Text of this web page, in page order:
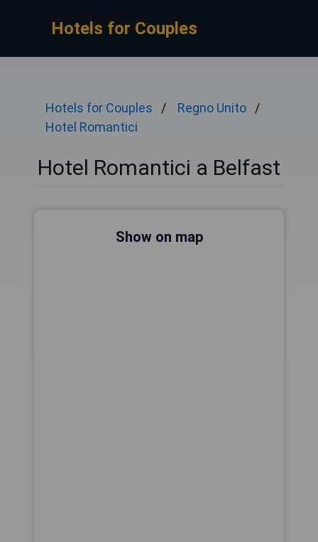
Hotels for Couples
Hotels for Couples
Regno Unito
Hotel Romantici
Hotel Romantici a Belfast
Show on map